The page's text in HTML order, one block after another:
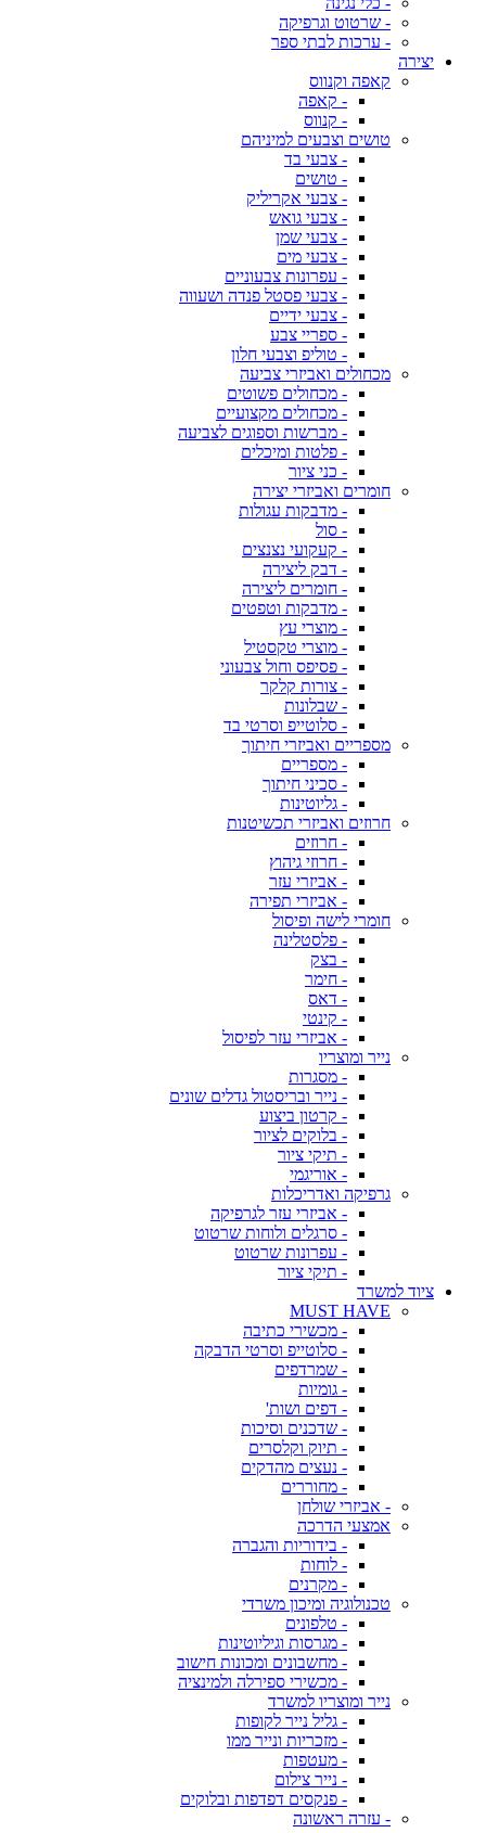
- שרטוט וגרפיקה
- ערכות לבתי ספר
יצירה
קאפה וקנווס
- קאפה
- קנווס
טושים וצבעים למיניהם
- צבעי בד
- טושים
- צבעי אקריליק
- צבעי גואש
- צבעי שמן
- צבעי מים
- עפרונות צבעוניים
- צבעי פסטל פנדה ושעווה
- צבעי ידיים
- ספריי צבע
- טוליפ וצבעי חלון
מכחולים ואביזרי צביעה
- מכחולים פשוטים
- מכחולים מקצועיים
- מברשות וספוגים לצביעה
- פלטות ומיכלים
- כני ציור
חומרים ואביזרי יצירה
- מדבקות עגולות
- סול
- קעקועי נצנצים
- דבק ליצירה
- חומרים ליצירה
- מדבקות וטפטים
- מוצרי עץ
- מוצרי טקסטיל
- פסיפס וחול צבעוני
- צורות קלקר
- שבלונות
- סלוטייפ וסרטי בד
מספריים ואביזרי חיתוך
- מספריים
- סכיני חיתוך
- גליוטינות
חרוזים ואביזרי תכשיטנות
- חרוזים
- חרוזי גיהוץ
- אביזרי עזר
- אביזרי תפירה
חומרי לישה ופיסול
- פלסטלינה
- בצק
- חימר
- דאס
- קינטי
- אביזרי עזר לפיסול
נייר ומוצריו
- מסגרות
- נייר ובריסטול גדלים שונים
- קרטון ביצוע
- בלוקים לציור
- תיקי ציור
- אוריגמי
גרפיקה ואדריכלות
- אביזרי עזר לגרפיקה
- סרגלים ולוחות שרטוט
- עפרונות שרטוט
- תיקי ציור
ציוד למשרד
MUST HAVE
- מכשירי כתיבה
- סלוטייפ וסרטי הדבקה
- שמרדפים
- גומיות
- דפים ושות'
- שדכנים וסיכות
- תיוק וקלסרים
- נעצים מהדקים
- מחוררים
- אביזרי שולחן
אמצעי הדרכה
- בידוריות והגברה
- לוחות
- מקרנים
טכנולוגיה ומיכון משרדי
- טלפונים
- מגרסות וגיליוטינות
- מחשבונים ומכונות חישוב
- מכשירי ספירלה ולמינציה
נייר ומוצריו למשרד
- גליל נייר לקופות
- מזכריות ונייר ממו
- מעטפות
- נייר צילום
- פנקסים דפדפות ובלוקים
- עזרה ראשונה